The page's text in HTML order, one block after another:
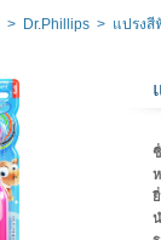
> Dr.Phillips > แปรงสี